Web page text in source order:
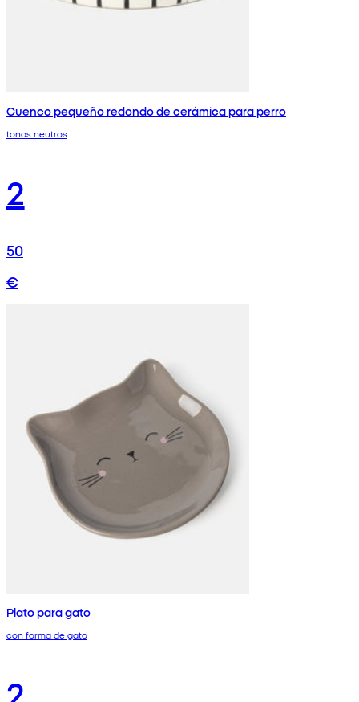
Cuenco pequeño redondo de cerámica para perro
tonos neutros
2
50
€
Plato para gato
con forma de gato
2